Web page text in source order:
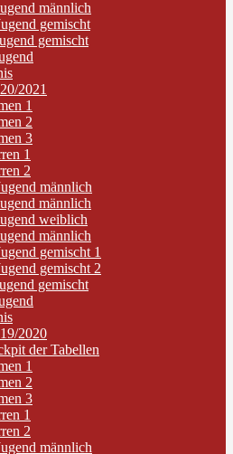
männlich
gemischt
gemischt
2021
1
2
3
1
2
männlich
männlich
weiblich
männlich
gemischt 1
gemischt 2
gemischt
2020
der Tabellen
1
2
3
1
2
männlich